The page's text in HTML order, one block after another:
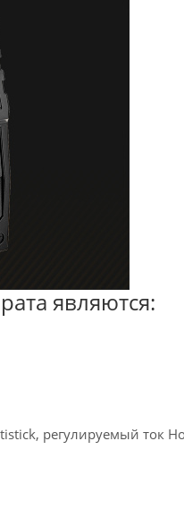
являются:
регулируемый ток